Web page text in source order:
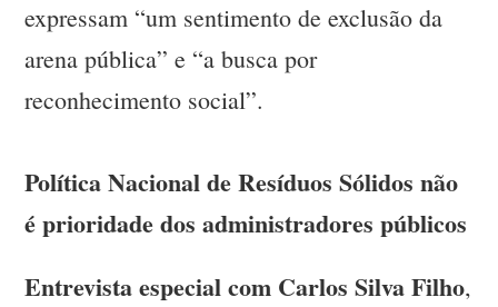
expressam “um sentimento de exclusão da
arena pública” e “a busca por
reconhecimento social”.
Política Nacional de Resíduos Sólidos não
é prioridade dos administradores públicos
Entrevista especial com Carlos Silva Filho,